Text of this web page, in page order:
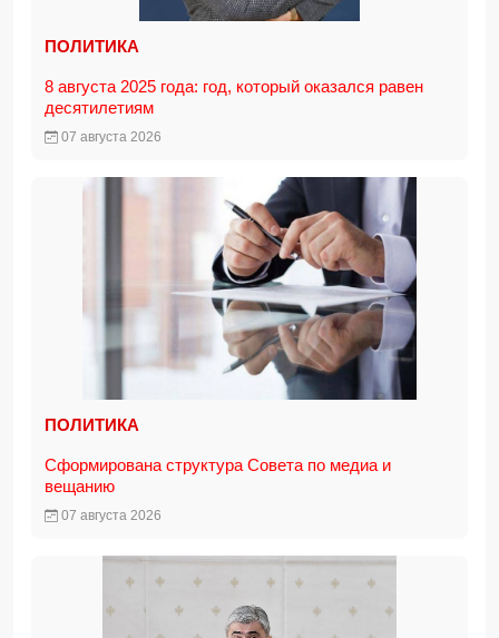
ПОЛИТИКА
8 августа 2025 года: год, который оказался равен
десятилетиям
07 августа 2026
ПОЛИТИКА
Сформирована структура Совета по медиа и
вещанию
07 августа 2026